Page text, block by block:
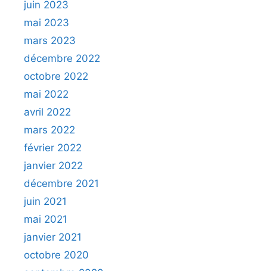
juin 2023
mai 2023
mars 2023
décembre 2022
octobre 2022
mai 2022
avril 2022
mars 2022
février 2022
janvier 2022
décembre 2021
juin 2021
mai 2021
janvier 2021
octobre 2020